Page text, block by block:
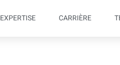
EXPERTISE CARRIÈRE